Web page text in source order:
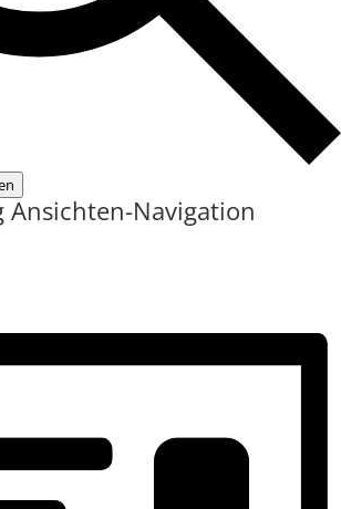
Ansichten-Navigation